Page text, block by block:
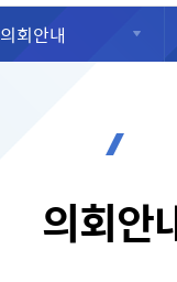
의회안내
의회안